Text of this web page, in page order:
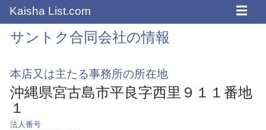
Kaisha List.com ☰
サントク合同会社の情報
本店又は主たる事務所の所在地
沖縄県宮古島市平良字西里９１１番地
１
法人番号